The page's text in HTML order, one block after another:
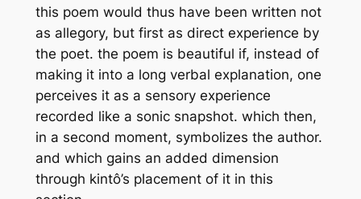
this poem would thus have been written not
as allegory, but first as direct experience by
the poet. the poem is beautiful if, instead of
making it into a long verbal explanation, one
perceives it as a sensory experience
recorded like a sonic snapshot. which then,
in a second moment, symbolizes the author.
and which gains an added dimension
through kintô’s placement of it in this